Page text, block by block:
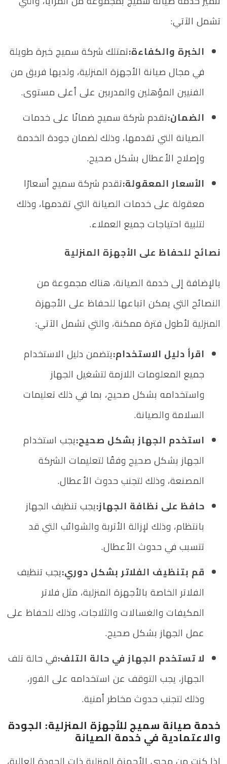
تشمل الآتي:
الخبرة والكفاءة:تمتلك شركة سميج خبرة طويلة
في مجال صيانة الأجهزة المنزلية، ولديها فريق من
الفنيين المؤهلين والمدربين على أعلى مستوى.
الضمان:تقدم شركة سميج ضمانًا على خدمات
الصيانة التي تقدمها، وذلك لضمان جودة الخدمة
وإصلاح الأعطال بشكل صحيح.
الأسعار المعقولة:تقدم شركة سميج أسعارًا
معقولة على خدمات الصيانة التي تقدمها، وذلك
لتلبية احتياجات جميع العملاء.
نصائح للحفاظ على الأجهزة المنزلية
بالإضافة إلى خدمة الصيانة، هناك مجموعة من
النصائح التي يمكن اتباعها للحفاظ على الأجهزة
المنزلية لأطول فترة ممكنة، والتي تشمل الآتي:
اقرأ دليل الاستخدام:يتضمن دليل الاستخدام
جميع المعلومات اللازمة لتشغيل الجهاز
واستخدامه بشكل صحيح، بما في ذلك تعليمات
السلامة والصيانة.
استخدم الجهاز بشكل صحيح:يجب استخدام
الجهاز بشكل صحيح وفقًا لتعليمات الشركة
المصنعة، وذلك لتجنب حدوث الأعطال.
حافظ على نظافة الجهاز:يجب تنظيف الجهاز
بانتظام، وذلك لإزالة الأتربة والشوائب التي قد
تتسبب في حدوث الأعطال.
قم بتنظيف الفلاتر بشكل دوري:يجب تنظيف
الفلاتر الخاصة بالأجهزة المنزلية، مثل فلاتر
المكيفات والغسالات والثلاجات، وذلك للحفاظ على
عمل الجهاز بشكل صحيح.
لا تستخدم الجهاز في حالة التلف:في حالة تلف
الجهاز، يجب التوقف عن استخدامه على الفور،
وذلك لتجنب حدوث مخاطر أمنية.
خدمة صيانة سميج للأجهزة المنزلية: الجودة
والاعتمادية في خدمة الصيانة